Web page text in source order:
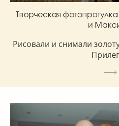
Творческая
и
Рисовали и снимали